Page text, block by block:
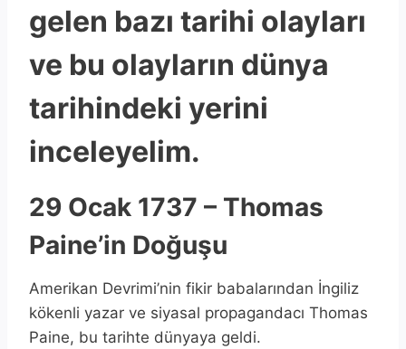
gelen bazı tarihi olayları
ve bu olayların dünya
tarihindeki yerini
inceleyelim.
29 Ocak 1737 – Thomas
Paine’in Doğuşu
Amerikan Devrimi’nin fikir babalarından İngiliz
kökenli yazar ve siyasal propagandacı Thomas
Paine, bu tarihte dünyaya geldi.